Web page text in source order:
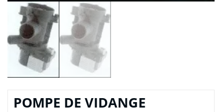
POMPE DE VIDANGE